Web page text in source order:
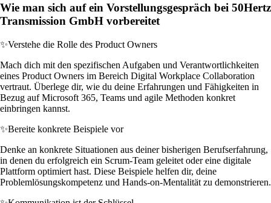
Wie man sich auf ein Vorstellungsgespräch bei 50Hertz
Transmission GmbH vorbereitet
✨Verstehe die Rolle des Product Owners
Mach dich mit den spezifischen Aufgaben und Verantwortlichkeiten
eines Product Owners im Bereich Digital Workplace Collaboration
vertraut. Überlege dir, wie du deine Erfahrungen und Fähigkeiten in
Bezug auf Microsoft 365, Teams und agile Methoden konkret
einbringen kannst.
✨Bereite konkrete Beispiele vor
Denke an konkrete Situationen aus deiner bisherigen Berufserfahrung,
in denen du erfolgreich ein Scrum-Team geleitet oder eine digitale
Plattform optimiert hast. Diese Beispiele helfen dir, deine
Problemlösungskompetenz und Hands-on-Mentalität zu demonstrieren.